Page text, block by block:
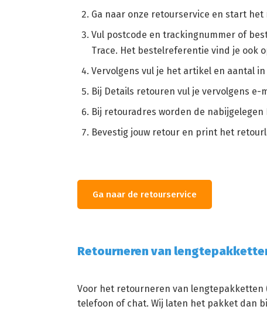
Ga naar onze retourservice en start
Vul postcode en trackingnummer of
Trace. Het bestelreferentie vind je ook
Vervolgens vul je het artikel en aantal
Bij Details retouren vul je vervolgens
Bij retouradres worden de
Bevestig jouw retour en print het
Ga naar de retourservice
Retourneren van
Voor het retourneren van lengtepakketten
telefoon of chat. Wij laten het pakket dan